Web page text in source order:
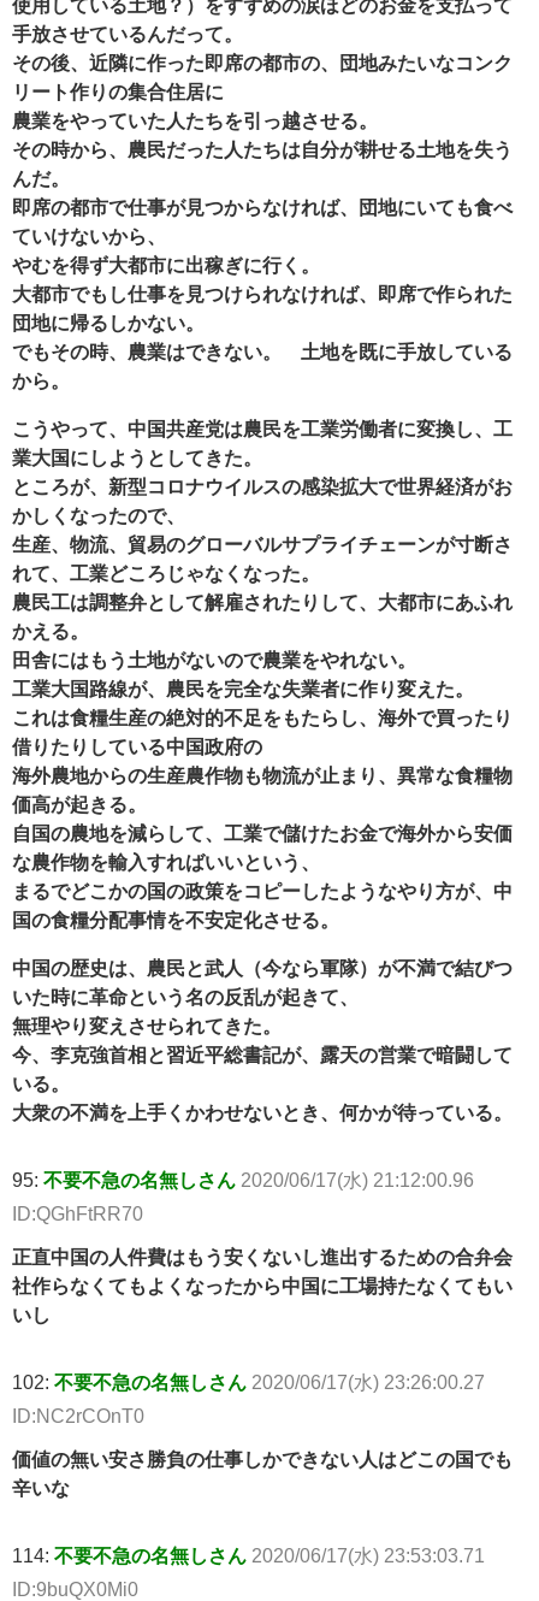
使用している土地？）をすずめの涙ほどのお金を支払って
手放させているんだって。
その後、近隣に作った即席の都市の、団地みたいなコンク
リート作りの集合住居に
農業をやっていた人たちを引っ越させる。
その時から、農民だった人たちは自分が耕せる土地を失う
んだ。
即席の都市で仕事が見つからなければ、団地にいても食べ
ていけないから、
やむを得ず大都市に出稼ぎに行く。
大都市でもし仕事を見つけられなければ、即席で作られた
団地に帰るしかない。
でもその時、農業はできない。 土地を既に手放している
から。
こうやって、中国共産党は農民を工業労働者に変換し、工
業大国にしようとしてきた。
ところが、新型コロナウイルスの感染拡大で世界経済がお
かしくなったので、
生産、物流、貿易のグローバルサプライチェーンが寸断さ
れて、工業どころじゃなくなった。
農民工は調整弁として解雇されたりして、大都市にあふれ
かえる。
田舎にはもう土地がないので農業をやれない。
工業大国路線が、農民を完全な失業者に作り変えた。
これは食糧生産の絶対的不足をもたらし、海外で買ったり
借りたりしている中国政府の
海外農地からの生産農作物も物流が止まり、異常な食糧物
価高が起きる。
自国の農地を減らして、工業で儲けたお金で海外から安価
な農作物を輸入すればいいという、
まるでどこかの国の政策をコピーしたようなやり方が、中
国の食糧分配事情を不安定化させる。
中国の歴史は、農民と武人（今なら軍隊）が不満で結びつ
いた時に革命という名の反乱が起きて、
無理やり変えさせられてきた。
今、李克強首相と習近平総書記が、露天の営業で暗闘して
いる。
大衆の不満を上手くかわせないとき、何かが待っている。
95: 不要不急の名無しさん 2020/06/17(水) 21:12:00.96
ID:QGhFtRR70
正直中国の人件費はもう安くないし進出するための合弁会
社作らなくてもよくなったから中国に工場持たなくてもい
いし
102: 不要不急の名無しさん 2020/06/17(水) 23:26:00.27
ID:NC2rCOnT0
価値の無い安さ勝負の仕事しかできない人はどこの国でも
辛いな
114: 不要不急の名無しさん 2020/06/17(水) 23:53:03.71
ID:9buQX0Mi0